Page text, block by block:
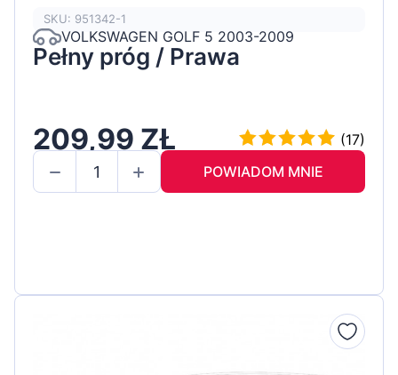
SKU: 951342-1
VOLKSWAGEN GOLF 5 2003-2009
Pełny próg / Prawa
209,99 ZŁ
(17)
POWIADOM MNIE